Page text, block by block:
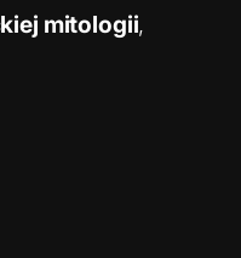
mitologii,